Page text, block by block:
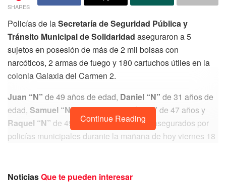
SHARES
Policías de laSecretaría de Seguridad Pública y
Tránsito Municipal de Solidaridad aseguraron a 5
sujetos en posesión de más de 2 mil bolsas con
narcóticos, 2 armas de fuego y 180 cartuchos útiles en la
colonia Galaxia del Carmen 2.
Juan “N” de 49 años de edad, Daniel “N” de 31 años de
edad, Samuel “N”de 22 años,María “N” de 47 años y
Raquel “N” de 49 años de edad, fueron asegurados por
policías municipales durante la mañana de hoy viernes 18
la avenida Chemuyil con avenida Colosio.
Continue Reading
NoticiasQue te pueden interesar